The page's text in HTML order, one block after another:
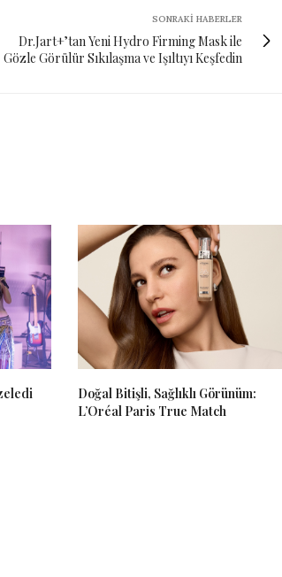
SONRAKI HABERLER
Dr.Jart+’tan Yeni Hydro Firming Mask ile
Gözle Görülür Sıkılaşma ve Işıltıyı Keşfedin
Doğal Bitişli, Sağlıklı Görünüm:
L’Oréal Paris True Match